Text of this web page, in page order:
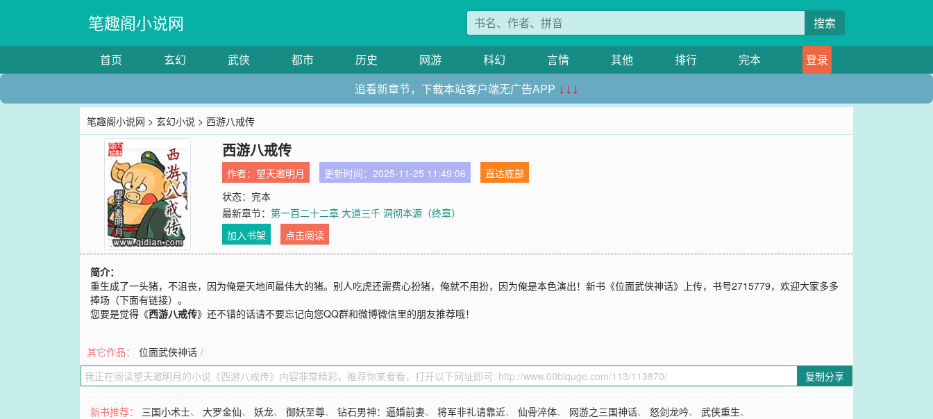
笔趣阁小说网 搜索
首页 玄幻 武侠 都市 历史 网游 科幻 言情 其他 排行 完本
登录
追看新章节，下载本站客户端无广告APP ↓↓↓
笔趣阁小说网 >玄幻小说 > 西游八戒传
西游八戒传
作者：望天邀明月 更新时间：2025-11-25 11:49:06
直达底部
状态：完本
最新章节：第一百二十二章 大道三千 洞彻本源（终章）
加入书架
点击阅读
简介：
重生成了一头猪，不沮丧，因为俺是天地间最伟大的猪。别人吃虎还需费心扮猪，俺就不用扮，因为俺是本色演出！新书《位面武侠神话》上传，书号2715779，欢迎大家多多
捧场（下面有链接）。
您要是觉得《西游八戒传》还不错的话请不要忘记向您QQ群和微博微信里的朋友推荐哦！
其它作品： 位面武侠神话 /
复制分享
新书推荐： 三国小术士、大罗金仙、妖龙、御妖至尊、钻石男神：逼婚前妻、将军非礼请靠近、仙骨淬体、 网游之三国神话、怒剑龙吟、武侠重生、